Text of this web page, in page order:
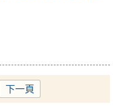
下一頁